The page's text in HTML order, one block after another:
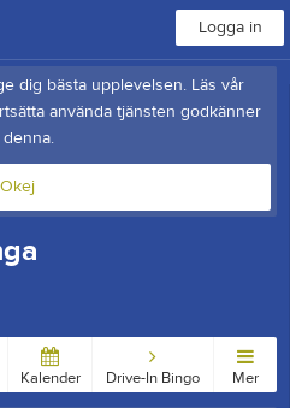
Logga in
dig bästa upplevelsen. Läs vår
använda tjänsten godkänner
Okej
Kalender Drive-In Bingo Mer